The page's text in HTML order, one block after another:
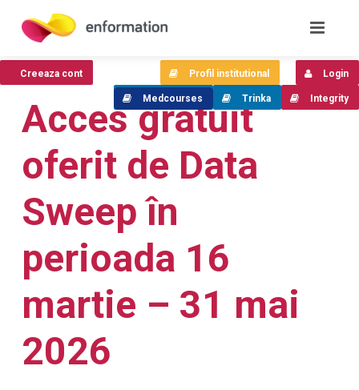
Acces gratuit
oferit de Data
Sweep în
perioada 16
martie – 31 mai
2026
Creeaza cont Login
Profil institutional
Integrity
Trinka
Medcourses